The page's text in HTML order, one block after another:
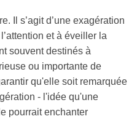
Il s’agit d’une exagération
et à éveiller la
souvent destinés à
ou importante de
qu'elle soit remarquée
- l'idée qu'une
pourrait enchanter